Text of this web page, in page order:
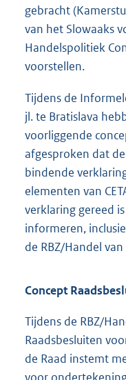
gebracht
van het Slowaaks
Handelspolitiek
voorstellen.
Tijdens de
jl. te Bratislava
voorliggende
afgesproken dat
bindende
elementen van
verklaring gereed
informeren,
de RBZ/Handel
Concept
Tijdens de RBZ/
Raadsbesluiten
de Raad instemt